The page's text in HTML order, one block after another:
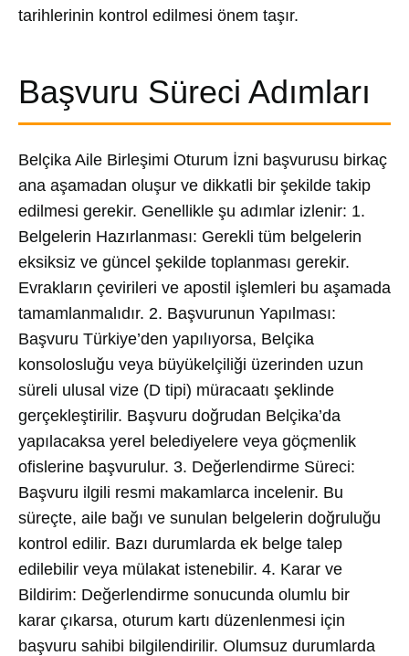
tarihlerinin kontrol edilmesi önem taşır.
Başvuru Süreci Adımları
Belçika Aile Birleşimi Oturum İzni başvurusu birkaç
ana aşamadan oluşur ve dikkatli bir şekilde takip
edilmesi gerekir. Genellikle şu adımlar izlenir: 1.
Belgelerin Hazırlanması: Gerekli tüm belgelerin
eksiksiz ve güncel şekilde toplanması gerekir.
Evrakların çevirileri ve apostil işlemleri bu aşamada
tamamlanmalıdır. 2. Başvurunun Yapılması:
Başvuru Türkiye’den yapılıyorsa, Belçika
konsolosluğu veya büyükelçiliği üzerinden uzun
süreli ulusal vize (D tipi) müracaatı şeklinde
gerçekleştirilir. Başvuru doğrudan Belçika’da
yapılacaksa yerel belediyelere veya göçmenlik
ofislerine başvurulur. 3. Değerlendirme Süreci:
Başvuru ilgili resmi makamlarca incelenir. Bu
süreçte, aile bağı ve sunulan belgelerin doğruluğu
kontrol edilir. Bazı durumlarda ek belge talep
edilebilir veya mülakat istenebilir. 4. Karar ve
Bildirim: Değerlendirme sonucunda olumlu bir
karar çıkarsa, oturum kartı düzenlenmesi için
başvuru sahibi bilgilendirilir. Olumsuz durumlarda